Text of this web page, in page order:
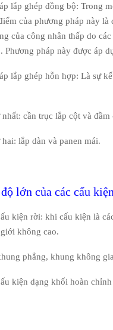
lắp ghép đồng bộ: Trong
của phương pháp này
của công nhân thấp do
Phương pháp này được áp
lắp ghép hỗn hợp: Là sự
cần trục lắp cột và đầm
lắp dàn và panen mái.
lớn của các cấu
kiện rời: khi cấu kiện là
không cao.
phẳng, khung không
kiện dạng khối hoàn